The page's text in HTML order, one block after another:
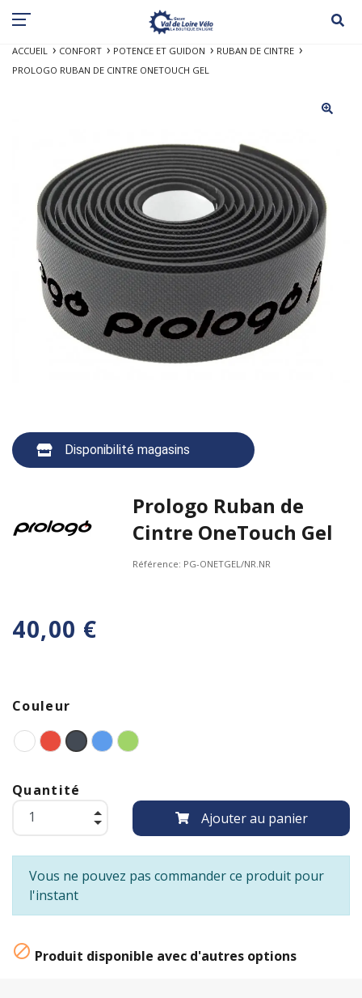
ACCUEIL CONFORT POTENCE ET GUIDON
RUBAN DE CINTRE
PROLOGO RUBAN DE CINTRE ONETOUCH GEL
Disponibilité magasins
Prologo Ruban de
Cintre OneTouch Gel
Référence: PG-ONETGEL/NR.NR
40,00 €
Couleur
Quantité
Ajouter au panier
Vous ne pouvez pas commander ce produit pour
l'instant
 Produit disponible avec d'autres options